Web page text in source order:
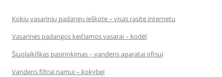
Kokių vasarinių padangų ieškote – visas rasite internetu
Vasarinės padangos keičiamos vasarai – kodėl
Šiuolaikiškas pasirinkimas – vandens aparatai ofisui
Vandens filtrai namui – kokybei